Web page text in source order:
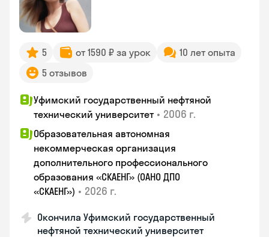
5 от 1590 ₽ за урок
10 лет опыта
5 отзывов
Уфимский государственный нефтяной
технический университет • 2006 г.
Образовательная автономная
некоммерческая организация
дополнительного профессионального
образования «СКАЕНГ» (ОАНО ДПО
«СКАЕНГ») • 2026 г.
Окончила Уфимский государственный
нефтяной технический университет